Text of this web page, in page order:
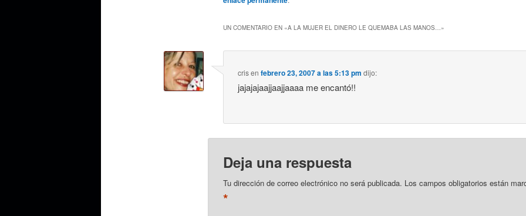
UN COMENTARIO EN «A LA MUJER EL DINERO LE QUEMABA LAS MANOS… »
crisenfebrero 23, 2007 a las 5:13 pm dijo:
jajajajaajjaajjaaaa me encantó!!
Deja una respuesta
Tu dirección de correo electrónico no será publicada. Los campos obligatorios están
*